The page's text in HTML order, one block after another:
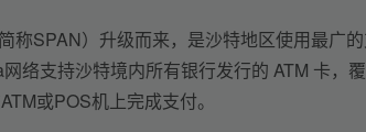
称SPAN）升级而来，是沙特地区使用最广
络支持沙特境内所有银行发行的 ATM 卡，
或POS机上完成支付。